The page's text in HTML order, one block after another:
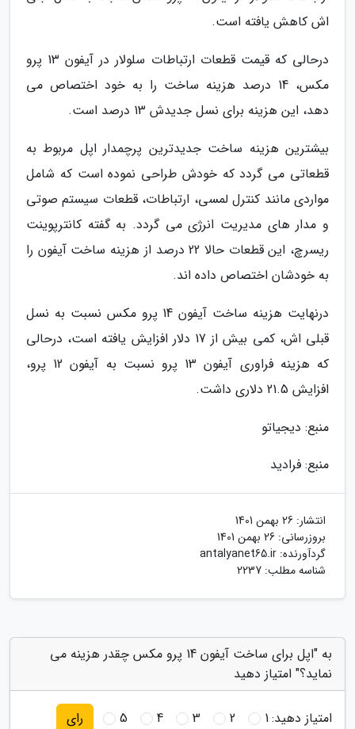
اش کاهش یافته است.
درحالی که قیمت قطعات ارتباطات سلولار در آیفون 13 پرو
مکس، 14 درصد هزینه ساخت را به خود اختصاص می
دهد، این هزینه برای نسل جدیدش 13 درصد است.
بیشترین هزینه ساخت جدیدترین پرچمدار اپل مربوط به
قطعاتی می گردد که خودش طراحی نموده است که شامل
مواردی مانند کنترل لمسی، ارتباطات، قطعات سیستم صوتی
و مدار های مدیریت انرژی می گردد. به گفته کانترپوینت
ریسرچ، این قطعات حالا 22 درصد از هزینه ساخت آیفون را
به خودشان اختصاص داده اند.
درنهایت هزینه ساخت آیفون 14 پرو مکس نسبت به نسل
قبلی اش، کمی بیش از 17 دلار افزایش یافته است، درحالی
که هزینه فراوری آیفون 13 پرو نسبت به آیفون 12 پرو،
افزایش 21.5 دلاری داشت.
منبع: دیجیاتو
منبع: فرادید
انتشار: 26 بهمن 1401
بروزرسانی: 26 بهمن 1401
گردآورنده: antalyanet65.ir
شناسه مطلب: 2237
به "اپل برای ساخت آیفون 14 پرو مکس چقدر هزینه می
نماید؟" امتیاز دهید
امتیاز دهید:1
2
3
4
5 رای